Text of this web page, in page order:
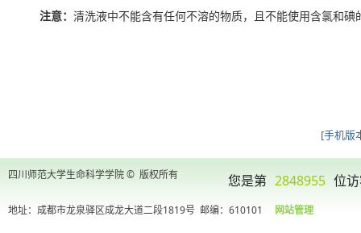
注意： 清洗液中不能含有任何不溶的物质，且不能使用含氯和碘
[手机版
四川师范大学生命科学学院 © 版权所有
地址：成都市龙泉驿区成龙大道二段1819号 邮编：610101 网站管理
您是第 2848955 位